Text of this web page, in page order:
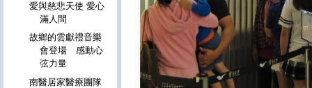
愛與慈悲天使 愛心
滿人間
故鄉的雲獻禮音樂
會登場 感動心
弦力量
南醫居家醫療團隊